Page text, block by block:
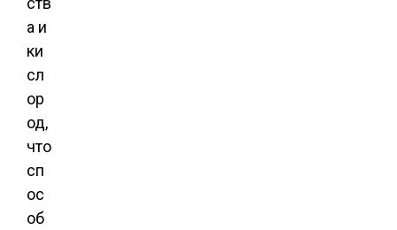
а и
ки
сл
ор
од,
что
сп
ос
об